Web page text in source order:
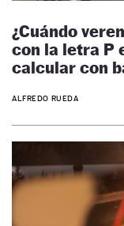
¿Cuándo
con la letra P
calcular con
ALFREDO RUEDA